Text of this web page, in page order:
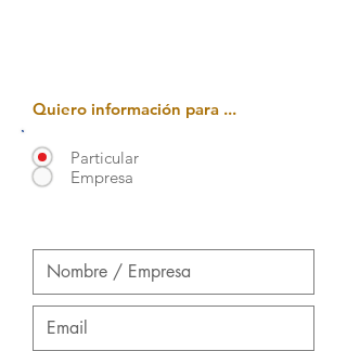
Quiero información para ...
Particular
Empresa